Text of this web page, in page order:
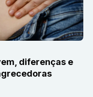
diferenças e